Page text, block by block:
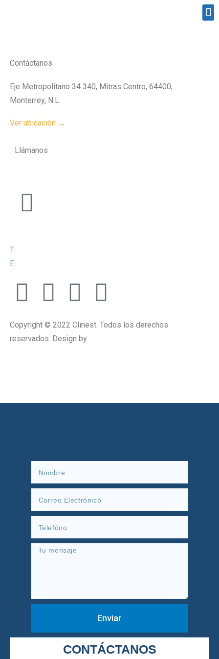
Contáctanos
Eje Metropolitano 34 340, Mitras Centro, 64400,
Monterrey, N.L.
Ver ubicación →
Llámanos
T:
E:
Copyright © 2022 Clinest. Todos los derechos
reservados. Design by
Enviar
CONTÁCTANOS